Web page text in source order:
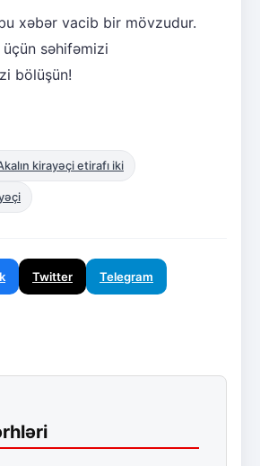
xəbər vacib bir mövzudur.
səhifəmizi
bölüşün!
kirayəçi etirafı iki
Twitter Telegram